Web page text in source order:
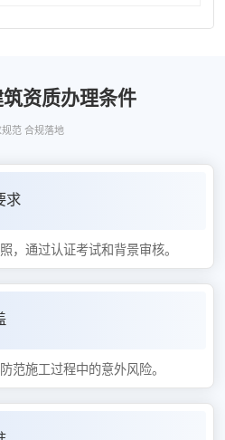
资质办理条件
范 合规落地
求
，通过认证考试和背景审核。
范施工过程中的意外风险。